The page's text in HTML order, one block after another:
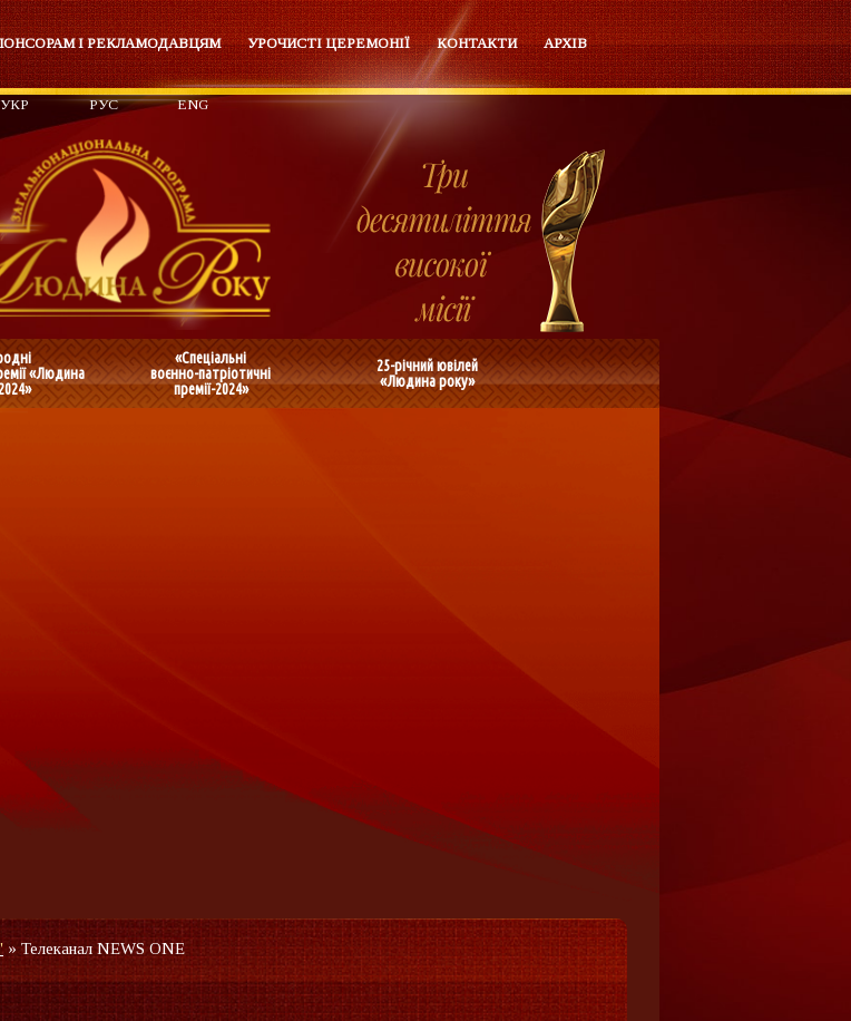
І РЕКЛАМОДАВЦЯМ УРОЧИСТІ ЦЕРЕМОНІЇ КОНТАКТИ АРХІВ
УКР РУС ENG
«Людина
«Спеціальні
воєнно-патріотичні
премії-2024»
25-річний ювілей
«Людина року»
»Телеканал NEWS ONE